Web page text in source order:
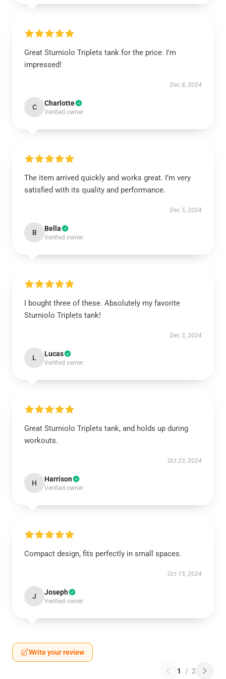
Great Sturniolo Triplets tank for the price. I'm
impressed!
Dec 8, 2024
C Charlotte
Verified owner
The item arrived quickly and works great. I’m very
satisfied with its quality and performance.
Dec 5, 2024
B Bella
Verified owner
I bought three of these. Absolutely my favorite
Sturniolo Triplets tank!
Dec 3, 2024
L Lucas
Verified owner
Great Sturniolo Triplets tank, and holds up during
workouts.
Oct 23, 2024
H Harrison
Verified owner
Compact design, fits perfectly in small spaces.
Oct 15, 2024
J Joseph
Verified owner
Write your review
1 / 2